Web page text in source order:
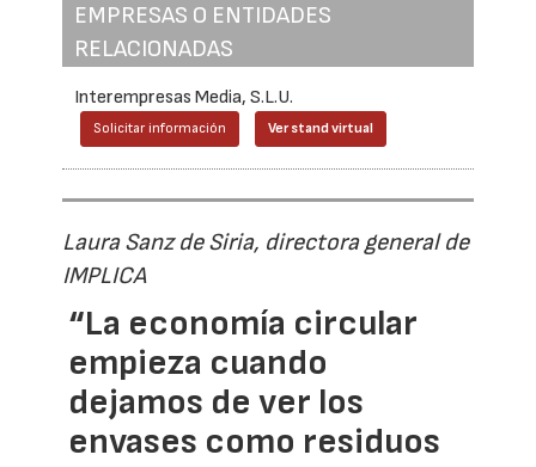
EMPRESAS O ENTIDADES
RELACIONADAS
Interempresas Media, S.L.U.
Solicitar información Ver stand virtual
Laura Sanz de Siria, directora general de
IMPLICA
“La economía circular
empieza cuando
dejamos de ver los
envases como residuos